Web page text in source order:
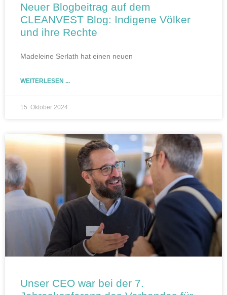
Neuer Blogbeitrag auf dem
CLEANVEST Blog: Indigene Völker
und ihre Rechte
Madeleine Serlath hat einen neuen
WEITERLESEN ...
15. Oktober 2024
Unser CEO war bei der 7.